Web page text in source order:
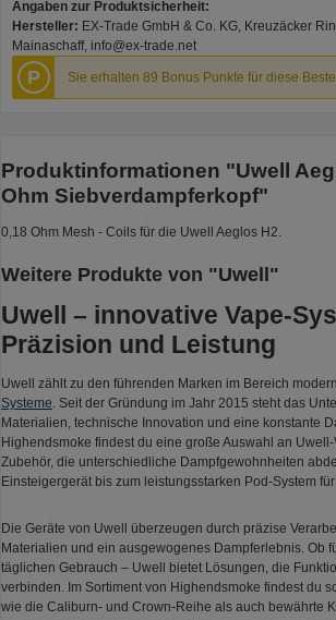
Angaben zur Produktsicherheit:
Hersteller: EX-Trade GmbH & Co. KG, Kreuzäcker
Mainaschaff, info@ex-trade.net
P Sie erhalten 89 Bonus Punkte für diese
Produktinformationen "Uwell
Ohm Siebverdampferkopf"
0,18 Ohm Mesh - Coils für die Uwell Aeglos H2.
Weitere Produkte von "Uwell"
Uwell – innovative Vape-
Präzision und Leistung
Uwell zählt zu den führenden Marken im Bereich
Systeme . Seit der Gründung im Jahr 2015 steht das
Materialien, technische Innovation und eine konstante
Highendsmoke findest du eine große Auswahl an
Zubehör, die unterschiedliche Dampfgewohnheiten
Einsteigergerät bis zum leistungsstarken Pod-System
Die Geräte von Uwell überzeugen durch präzise
Materialien und ein ausgewogenes Dampferlebnis. Ob
täglichen Gebrauch – Uwell bietet Lösungen, die
verbinden. Im Sortiment von Highendsmoke findest du
wie die Caliburn- und Crown-Reihe als auch bewährte